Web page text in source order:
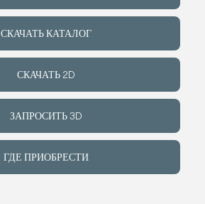
СКАЧАТЬ КАТАЛОГ
СКАЧАТЬ 2D
ЗАПРОСИТЬ 3D
ГДЕ ПРИОБРЕСТИ